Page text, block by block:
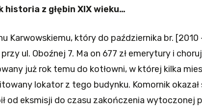
historia z głębin XIX wieku…
Karwowskiemu, który do października br. [2010
ul. Oboźnej 7. Ma on 677 zł emerytury i
już rok temu do kotłowni, w której kilka
lokator z tego budynku. Komornik okazał
od eksmisji do czasu zakończenia wytoczonej